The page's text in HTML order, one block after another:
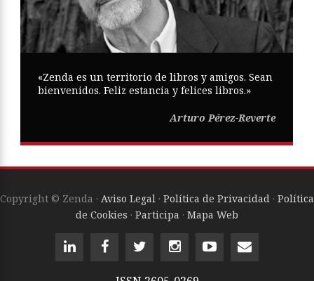
«Zenda es un territorio de libros y amigos. Sean
bienvenidos. Feliz estancia y felices libros.»
Arturo Pérez-Reverte
Copyright © Zenda · Aviso Legal · Política de Privacidad · Política
de Cookies · Participa · Mapa Web